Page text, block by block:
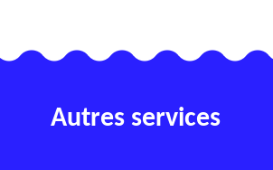
Autres services